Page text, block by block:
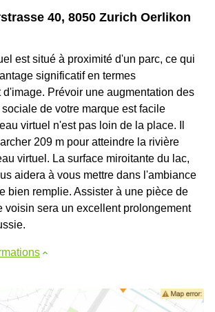
40, 8050 Zurich Oerlikon
est situé à proximité d'un parc, ce qui
significatif en termes
d'image. Prévoir une augmentation des
de votre marque est facile
virtuel n'est pas loin de la place. Il
209 m pour atteindre la rivière
virtuel. La surface miroitante du lac,
aidera à vous mettre dans l'ambiance
bien remplie. Assister à une pièce de
voisin sera un excellent prolongement